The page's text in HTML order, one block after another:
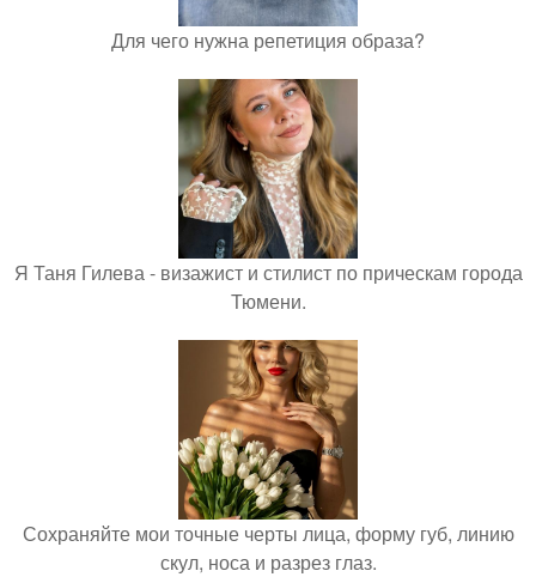
Для чего нужна репетиция образа?
Я Таня Гилева - визажист и стилист по прическам города
Тюмени.
Сохраняйте мои точные черты лица, форму губ, линию
скул, носа и разрез глаз.